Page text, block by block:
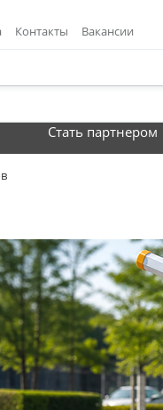
Контакты Вакансии
Стать партнером